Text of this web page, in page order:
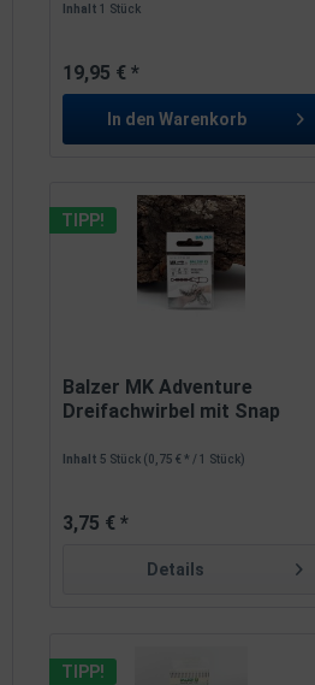
Inhalt1 Stück
19,95 € *
In den Warenkorb
TIPP!
Balzer MK Adventure
Dreifachwirbel mit Snap
Inhalt 5 Stück (0,75 € * / 1 Stück)
3,75 € *
Details
TIPP!